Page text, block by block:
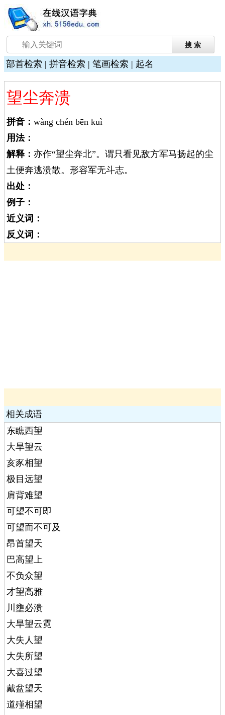
部首检索 | 拼音检索 | 笔画检索 | 起名
望尘奔溃
拼音： wàng chén bēn kuì
用法：
解释： 亦作“望尘奔北”。谓只看见敌方军马扬起的尘
土便奔逃溃散。形容军无斗志。
出处：
例子：
近义词：
反义词：
相关成语
东瞧西望
大旱望云
亥豕相望
极目远望
肩背难望
可望不可即
可望而不可及
昂首望天
巴高望上
不负众望
才望高雅
川壅必溃
大旱望云霓
大失人望
大失所望
大喜过望
戴盆望天
道殣相望